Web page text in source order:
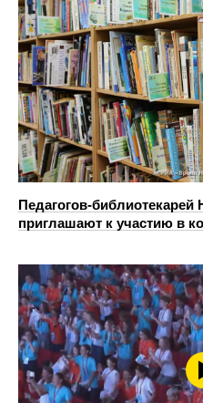
Педагогов-библиотекарей
приглашают к участию в